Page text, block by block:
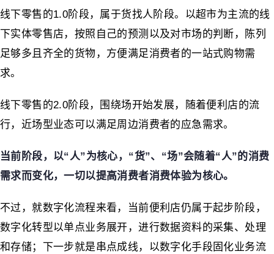
线下零售的1.0阶段，属于货找人阶段。以超市为主流的线
下实体零售店，按照自己的预测以及对市场的判断，陈列
足够多且齐全的货物，方便满足消费者的一站式购物需
求。
线下零售的2.0阶段，围绕场开始发展，随着便利店的流
行，近场型业态可以满足周边消费者的应急需求。
当前阶段，以“人”为核心，“货”、“场”会随着“人”的消费
需求而变化，一切以提高消费者消费体验为核心。
不过，就数字化流程来看，当前便利店仍属于起步阶段，
数字化转型以单点业务展开，进行数据资料的采集、处理
和存储；下一步就是串点成线，以数字化手段固化业务流